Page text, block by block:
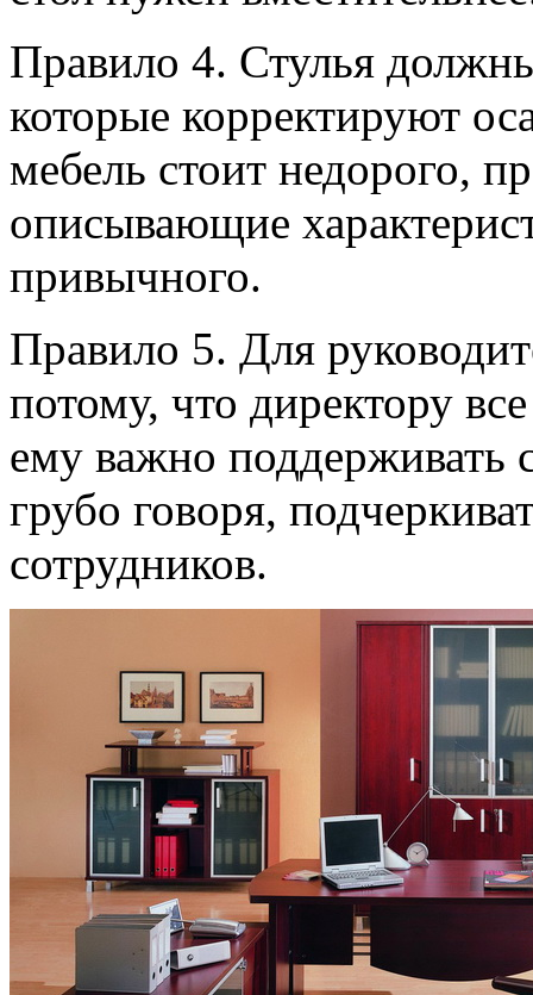
Правило 4. Стулья
которые корректируют
мебель стоит недорого,
описывающие
привычного.
Правило 5. Для
потому, что директору
ему важно поддерживать
грубо говоря,
сотрудников.